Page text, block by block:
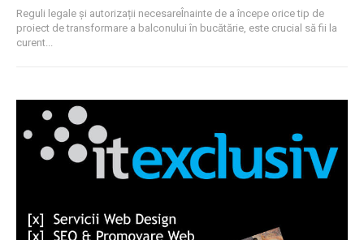
Reguli legale și autorizații necesareÎnainte de a începe orice tip de
proiect de transformare a balconului în bucătărie, este crucial să fii la
curent...